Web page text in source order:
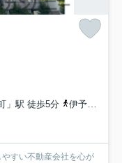
」駅 徒歩5分
伊予鉄道環状線(ＪＲ松山駅経由)「警察署前」駅 徒歩8分
すい不動産会社を心が